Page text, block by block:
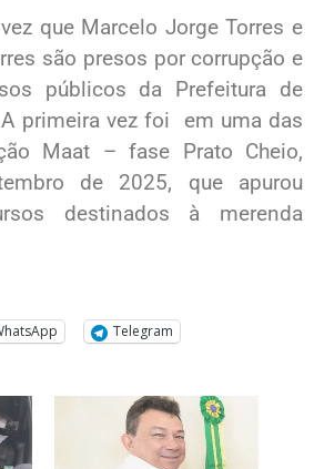
que Marcelo Jorge Torres e
são presos por corrupção e
públicos da Prefeitura de
primeira vez foi em uma das
Maat – fase Prato Cheio,
de 2025, que apurou
destinados à merenda
Telegram